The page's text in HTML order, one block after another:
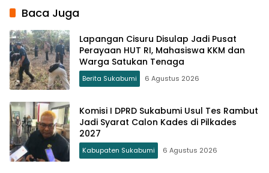
Baca Juga
Lapangan Cisuru Disulap Jadi Pusat
Perayaan HUT RI, Mahasiswa KKM dan
Warga Satukan Tenaga
Berita Sukabumi 6 Agustus 2026
Komisi I DPRD Sukabumi Usul Tes Rambut
Jadi Syarat Calon Kades di Pilkades
2027
Kabupaten Sukabumi 6 Agustus 2026